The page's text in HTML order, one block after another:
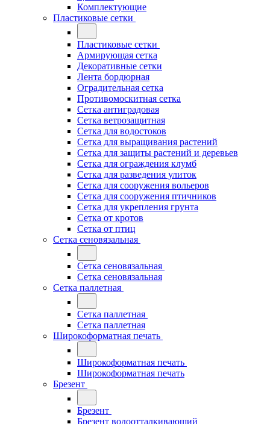
Комплектующие
Пластиковые сетки
Пластиковые сетки
Армирующая сетка
Декоративные сетки
Лента бордюрная
Оградительная сетка
Противомоскитная сетка
Сетка антиградовая
Сетка ветрозащитная
Сетка для водостоков
Сетка для выращивания растений
Сетка для защиты растений и деревьев
Сетка для ограждения клумб
Сетка для разведения улиток
Сетка для сооружения вольеров
Сетка для сооружения птичников
Сетка для укрепления грунта
Сетка от кротов
Сетка от птиц
Сетка сеновязальная
Сетка сеновязальная
Сетка сеновязальная
Сетка паллетная
Сетка паллетная
Сетка паллетная
Широкоформатная печать
Широкоформатная печать
Широкоформатная печать
Брезент
Брезент
Брезент водоотталкивающий